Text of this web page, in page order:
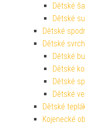
Dětské
Dětské
Dětské
Dětské
Dětské
Dětské
Dětské
Dětské
Dětské
Kojenecké